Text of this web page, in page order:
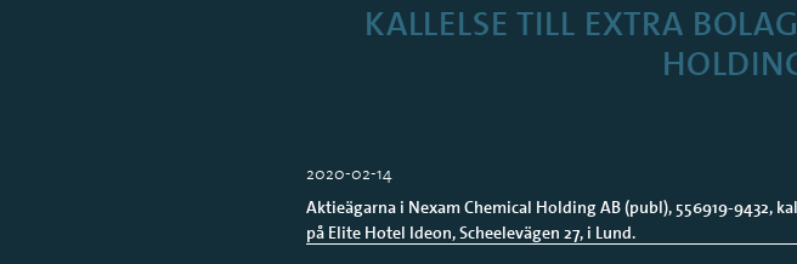
KALLELSE TILL EXTRA
2020-02-14
Aktieägarna i Nexam Chemical Holding AB (publ), 556919-9432,
på Elite Hotel Ideon, Scheelevägen 27, i Lund.